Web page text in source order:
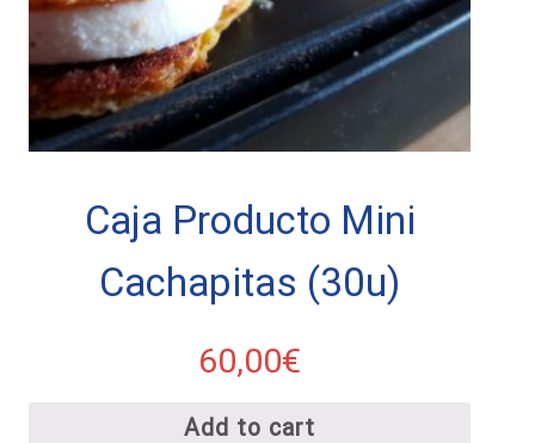
Caja Producto Mini
Cachapitas (30u)
60,00€
Add to cart